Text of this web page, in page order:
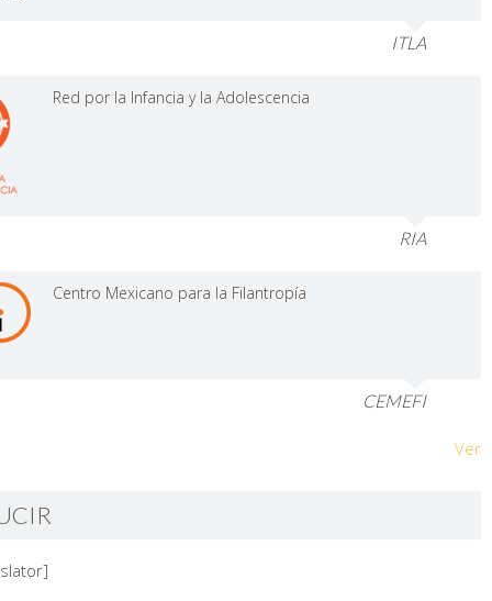
ITLA
Red por la Infancia y la Adolescencia
RIA
Centro Mexicano para la Filantropía
CEMEFI
Ver